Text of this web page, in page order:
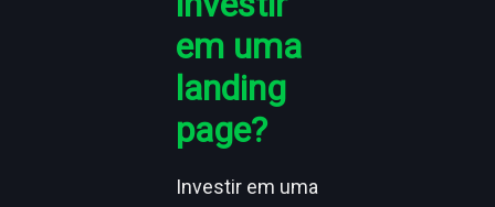
em uma
landing
page?
Investir em uma